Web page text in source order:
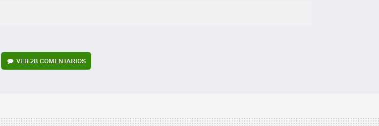
VER28 COMENTARIOS